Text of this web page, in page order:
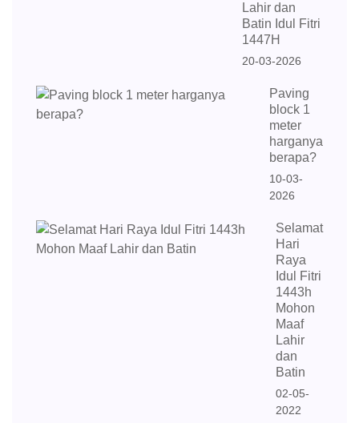
Lahir dan
Batin Idul Fitri
1447H
20-03-2026
Paving
block 1
meter
harganya
berapa?
10-03-
2026
Selamat
Hari
Raya
Idul Fitri
1443h
Mohon
Maaf
Lahir
dan
Batin
02-05-
2022